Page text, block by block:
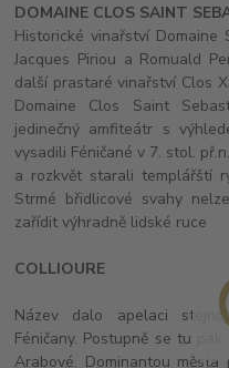
DOMAINE CLOS SAINT
Historické vinařství
Jacques Piriou a Romuald
další prastaré vinařství Clos
Domaine Clos Saint
jedinečný amfiteátr s
vysadili Féničané v 7. stol.
a rozkvět starali templářští
Strmé břidlicové svahy
zařídit výhradně lidské ruce
COLLIOURE
Název dalo apelaci
Féničany. Postupně se tu
Arabové. Dominantou